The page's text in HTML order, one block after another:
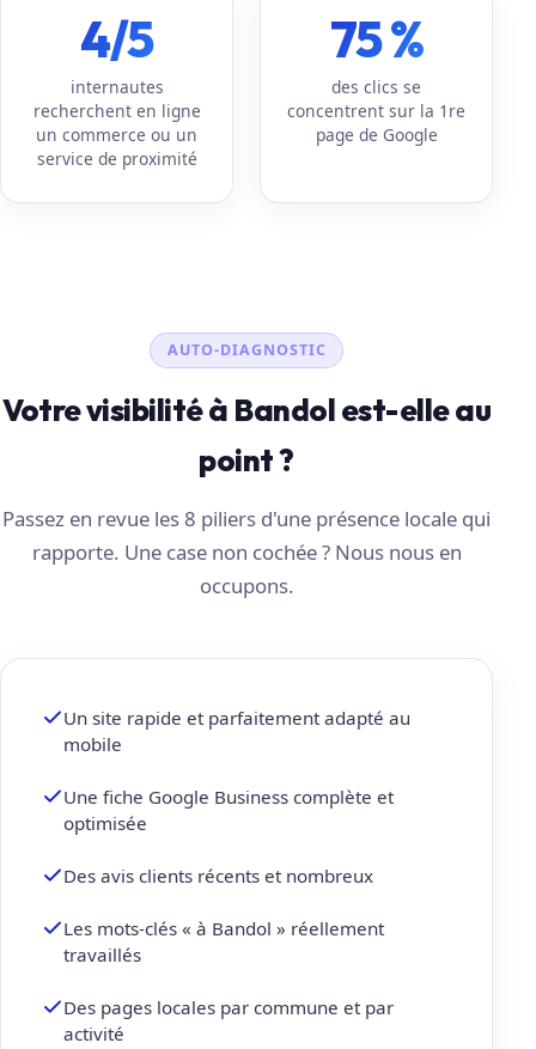
4/5
internautes
recherchent en ligne
un commerce ou un
service de proximité
75 %
des clics se
concentrent sur la 1re
page de Google
AUTO-DIAGNOSTIC
Votre visibilité à Bandol est-elle au
point ?
Passez en revue les 8 piliers d'une présence locale qui
rapporte. Une case non cochée ? Nous nous en
occupons.
Un site rapide et parfaitement adapté au
mobile
Une fiche Google Business complète et
optimisée
Des avis clients récents et nombreux
Les mots-clés « à Bandol » réellement
travaillés
Des pages locales par commune et par
activité